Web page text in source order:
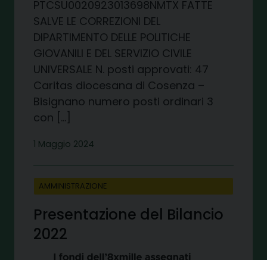
PTCSU0020923013698NMTX FATTE
SALVE LE CORREZIONI DEL
DIPARTIMENTO DELLE POLITICHE
GIOVANILI E DEL SERVIZIO CIVILE
UNIVERSALE N. posti approvati: 47
Caritas diocesana di Cosenza –
Bisignano numero posti ordinari 3
con […]
1 Maggio 2024
AMMINISTRAZIONE
Presentazione del Bilancio
2022